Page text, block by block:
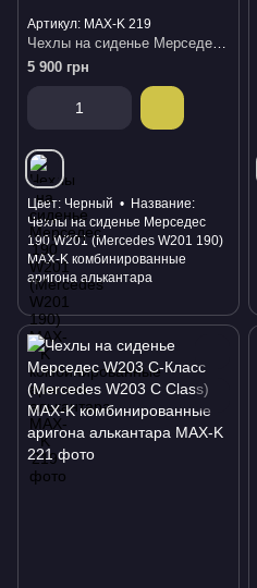
Артикул: MAX-K 219
5 900 грн
Цвет Черный
Название
Чехлы на сиденье Мерседес
190 W201 (Mercedes W201 190)
MAX-K комбинированные
аригона алькантара